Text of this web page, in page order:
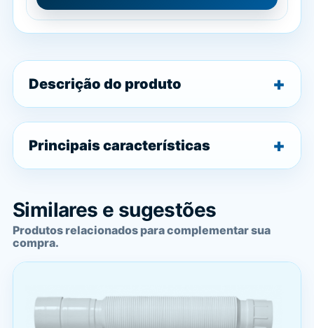
Descrição do produto
Principais características
Similares e sugestões
Produtos relacionados para complementar sua
compra.